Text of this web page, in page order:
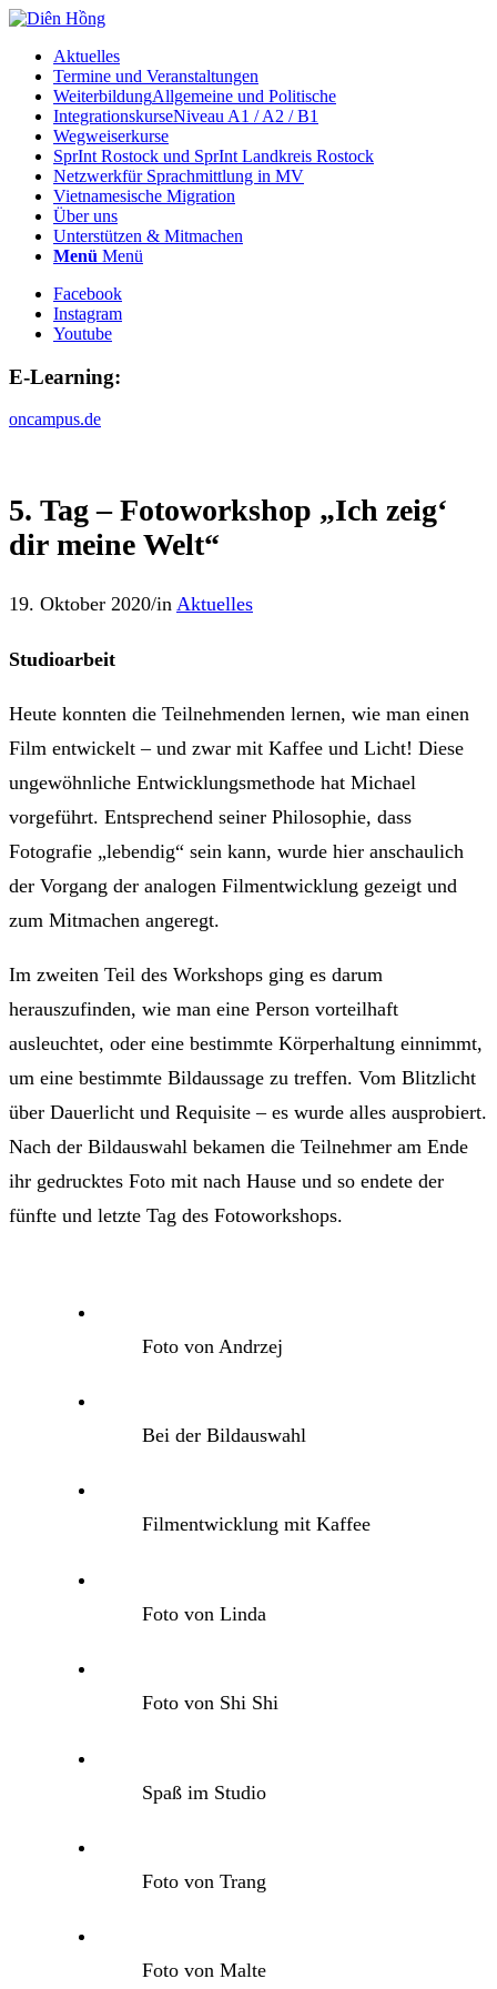
Aktuelles
Termine und Veranstaltungen
WeiterbildungAllgemeine und Politische
IntegrationskurseNiveau A1 / A2 / B1
Wegweiserkurse
SprInt Rostock und SprInt Landkreis Rostock
Netzwerkfür Sprachmittlung in MV
Vietnamesische Migration
Über uns
Unterstützen & Mitmachen
Menü Menü
Facebook
Instagram
Youtube
E-Learning:
oncampus.de
5. Tag – Fotoworkshop „Ich zeig‘
dir meine Welt“
19. Oktober 2020/in Aktuelles
Studioarbeit
Heute konnten die Teilnehmenden lernen, wie man einen
Film entwickelt – und zwar mit Kaffee und Licht! Diese
ungewöhnliche Entwicklungsmethode hat Michael
vorgeführt. Entsprechend seiner Philosophie, dass
Fotografie „lebendig“ sein kann, wurde hier anschaulich
der Vorgang der analogen Filmentwicklung gezeigt und
zum Mitmachen angeregt.
Im zweiten Teil des Workshops ging es darum
herauszufinden, wie man eine Person vorteilhaft
ausleuchtet, oder eine bestimmte Körperhaltung einnimmt,
um eine bestimmte Bildaussage zu treffen. Vom Blitzlicht
über Dauerlicht und Requisite – es wurde alles ausprobiert.
Nach der Bildauswahl bekamen die Teilnehmer am Ende
ihr gedrucktes Foto mit nach Hause und so endete der
fünfte und letzte Tag des Fotoworkshops.
Foto von Andrzej
Bei der Bildauswahl
Filmentwicklung mit Kaffee
Foto von Linda
Foto von Shi Shi
Spaß im Studio
Foto von Trang
Foto von Malte